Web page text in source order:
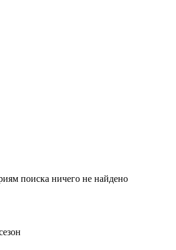
поиска ничего не найдено